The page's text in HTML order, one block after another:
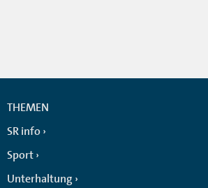
THEMEN
SR info
Sport
Unterhaltung